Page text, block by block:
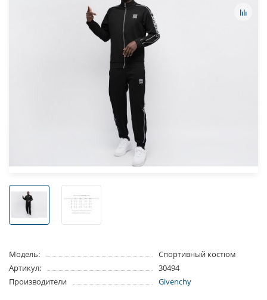
Модель:
Спортивный костюм
Артикул:
30494
Производители
Givenchy